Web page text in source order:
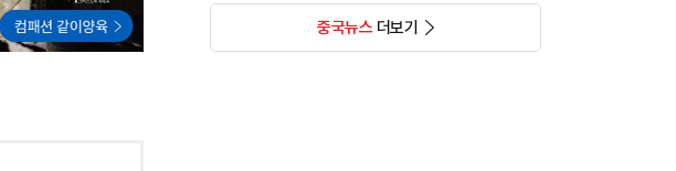
중국뉴스더보기